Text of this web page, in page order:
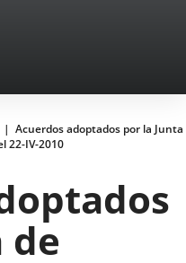
Acuerdos adoptados por la Junta
22-IV-2010
de